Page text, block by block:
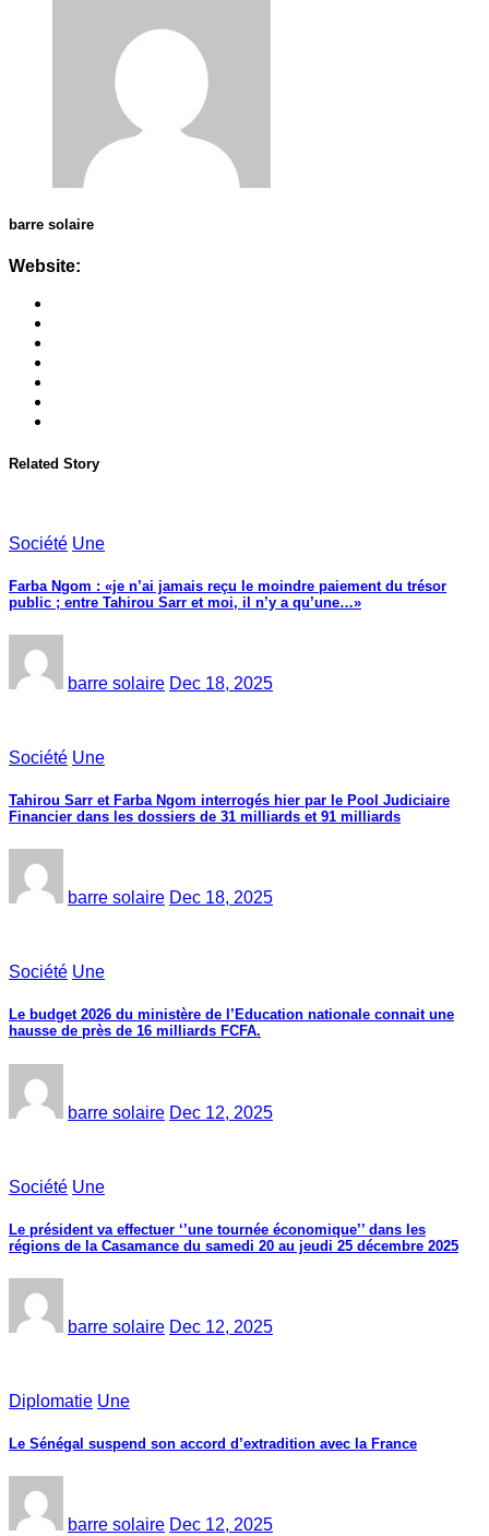
barre solaire
Website:
Related Story
Société Une
Farba Ngom : «je n’ai jamais reçu le moindre paiement du trésor
public ; entre Tahirou Sarr et moi, il n’y a qu’une…»
barre solaire Dec 18, 2025
Société Une
Tahirou Sarr et Farba Ngom interrogés hier par le Pool Judiciaire
Financier dans les dossiers de 31 milliards et 91 milliards
barre solaire Dec 18, 2025
Société Une
Le budget 2026 du ministère de l’Education nationale connait une
hausse de près de 16 milliards FCFA.
barre solaire Dec 12, 2025
Société Une
Le président va effectuer ‘’une tournée économique’’ dans les
régions de la Casamance du samedi 20 au jeudi 25 décembre 2025
barre solaire Dec 12, 2025
Diplomatie Une
Le Sénégal suspend son accord d’extradition avec la France
barre solaire Dec 12, 2025